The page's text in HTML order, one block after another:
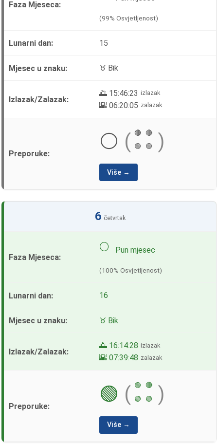
(99% Osvjetljenost)
15
♉ Bik
🌅 15:46:23 izlazak
🌇 06:20:05 zalazak
⚪ ( 🔴
🔴
🟢
🟢 )
Više →
6 četvrtak
🌕 Pun mjesec
(100% Osvjetljenost)
16
♉ Bik
🌅 16:14:28 izlazak
🌇 07:39:48 zalazak
🟢 ( 🟢
🔴
🟢
🟢 )
Više →